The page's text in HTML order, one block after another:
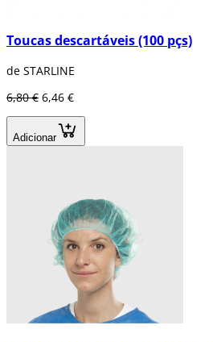
Toucas descartáveis (100 pçs)
de STARLINE
6,80 € 6,46 €
Adicionar